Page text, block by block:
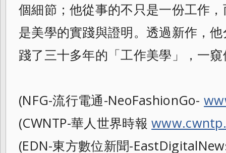
個細節；他從事的不只是一份工作
是美學的實踐與證明。透過新作，
踐了三十多年的「工作美學」，一
(NFG-流行電通-NeoFashionGo-
(CWNTP-華人世界時報
(EDN-東方數位新聞-